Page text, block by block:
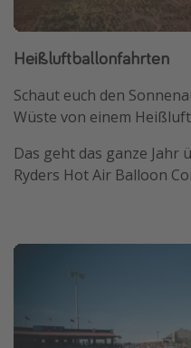
Heißluftballonfahrten
Schaut euch den
Wüste von einem
Das geht das ganze Jahr
Ryders Hot Air Balloon